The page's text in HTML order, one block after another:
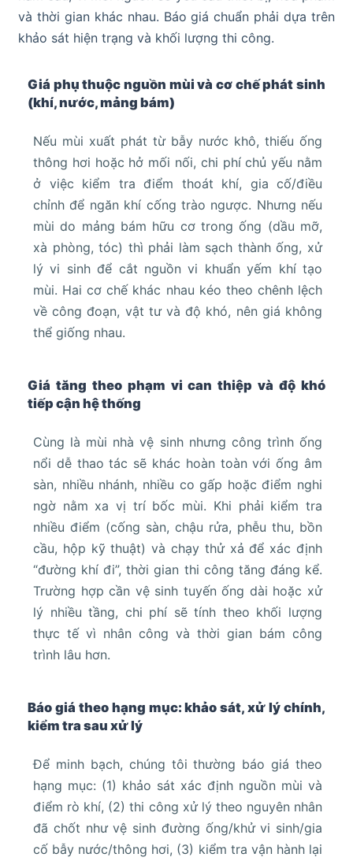
và thời gian khác nhau. Báo giá chuẩn phải dựa trên
khảo sát hiện trạng và khối lượng thi công.
Giá phụ thuộc nguồn mùi và cơ chế phát sinh
(khí, nước, mảng bám)
Nếu mùi xuất phát từ bẫy nước khô, thiếu ống
thông hơi hoặc hở mối nối, chi phí chủ yếu nằm
ở việc kiểm tra điểm thoát khí, gia cố/điều
chỉnh để ngăn khí cống trào ngược. Nhưng nếu
mùi do mảng bám hữu cơ trong ống (dầu mỡ,
xà phòng, tóc) thì phải làm sạch thành ống, xử
lý vi sinh để cắt nguồn vi khuẩn yếm khí tạo
mùi. Hai cơ chế khác nhau kéo theo chênh lệch
về công đoạn, vật tư và độ khó, nên giá không
thể giống nhau.
Giá tăng theo phạm vi can thiệp và độ khó
tiếp cận hệ thống
Cùng là mùi nhà vệ sinh nhưng công trình ống
nổi dễ thao tác sẽ khác hoàn toàn với ống âm
sàn, nhiều nhánh, nhiều co gấp hoặc điểm nghi
ngờ nằm xa vị trí bốc mùi. Khi phải kiểm tra
nhiều điểm (cống sàn, chậu rửa, phễu thu, bồn
cầu, hộp kỹ thuật) và chạy thử xả để xác định
“đường khí đi”, thời gian thi công tăng đáng kể.
Trường hợp cần vệ sinh tuyến ống dài hoặc xử
lý nhiều tầng, chi phí sẽ tính theo khối lượng
thực tế vì nhân công và thời gian bám công
trình lâu hơn.
Báo giá theo hạng mục: khảo sát, xử lý chính,
kiểm tra sau xử lý
Để minh bạch, chúng tôi thường báo giá theo
hạng mục: (1) khảo sát xác định nguồn mùi và
điểm rò khí, (2) thi công xử lý theo nguyên nhân
đã chốt như vệ sinh đường ống/khử vi sinh/gia
cố bẫy nước/thông hơi, (3) kiểm tra vận hành lại